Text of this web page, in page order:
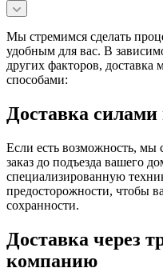
Мы стремимся сделать
удобным для вас. В
других факторов, доставка
способами:
Доставка
Если есть возможность, мы
заказ до подъезда вашего
специализированную
предосторожности, чтобы
сохранности.
Доставка через
компанию